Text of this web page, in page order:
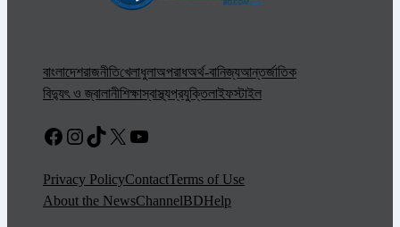
বাংলাদেশরাজনীতিখেলাধুলাঅপরাধঅর্থ-বানিজ্যআন্তর্জাতিক
বিদ্যুৎ ও জ্বালানীশিক্ষাস্বাস্থ্যপ্রযুক্তিলাইফস্টাইল
Facebook
Instagram
TikTok
X YouTube
Privacy PolicyContactTerms of Use
About the NewsChannelBDHelp